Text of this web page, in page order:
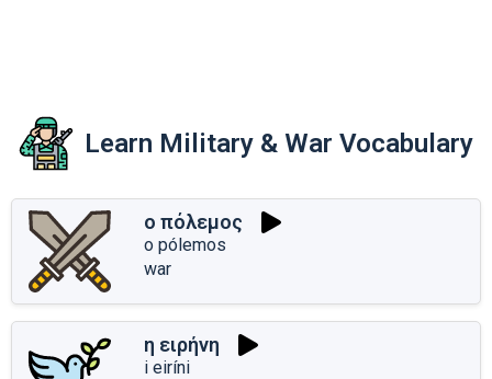
Learn Military & War Vocabulary
ο πόλεμος
o pólemos
war
η ειρήνη
i eiríni